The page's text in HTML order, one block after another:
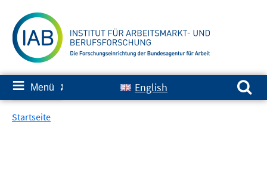
zum
Inhalt
≡ Menü ✘ English
Suchen nach:
Startseite